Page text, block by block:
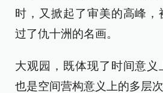
时，又掀起了审美的高峰，
过了仇十洲的名画。
大观园，既体现了时间意义
也是空间营构意义上的多层次